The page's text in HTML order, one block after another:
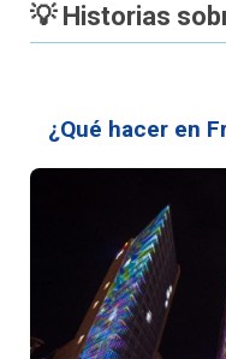
💡 Historias
¿Qué hacer en